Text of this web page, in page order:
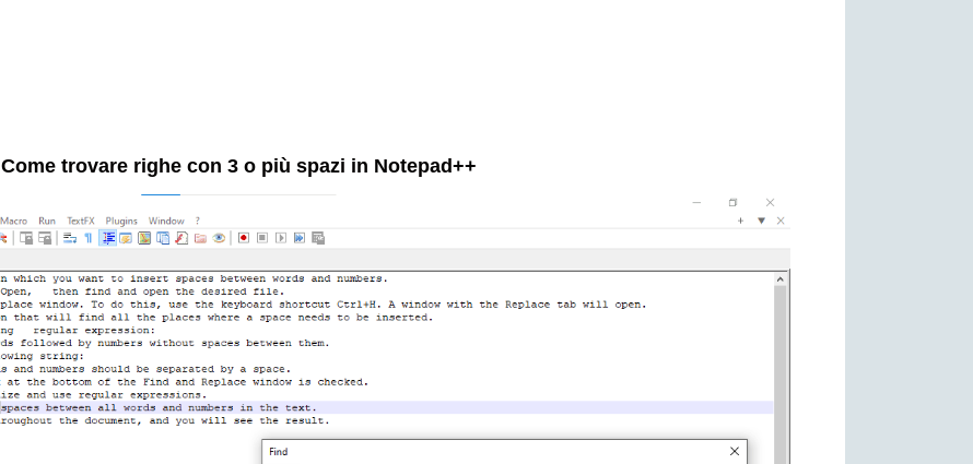
Come trovare righe con 3 o più spazi in Notepad++